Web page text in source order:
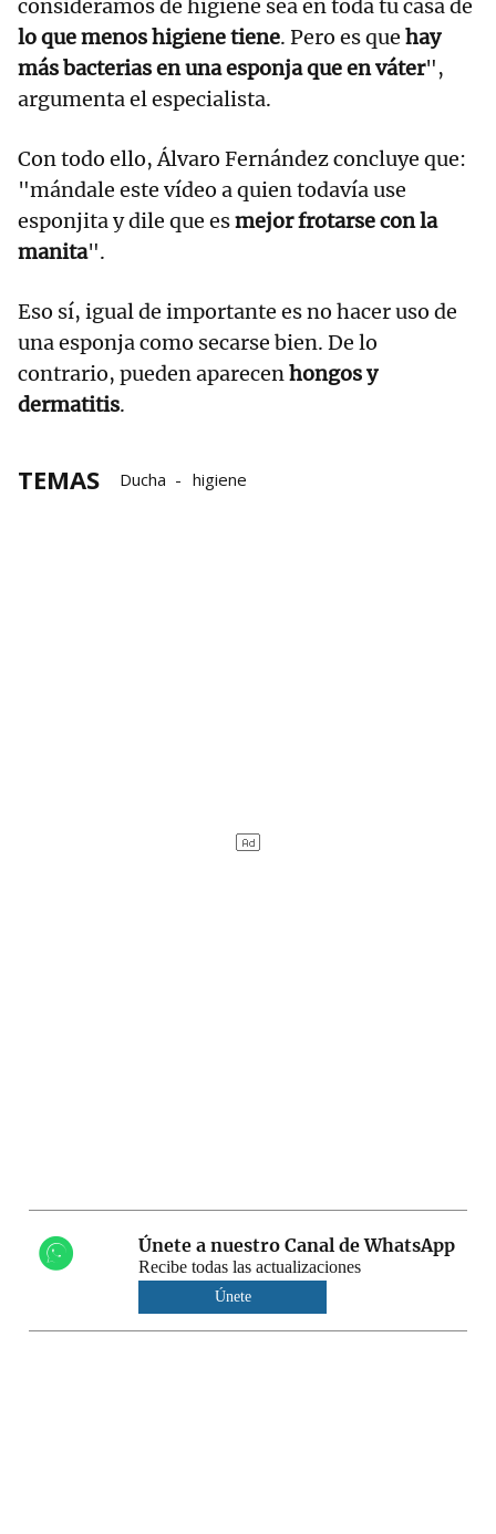
consideramos de higiene sea en toda tu casa de
lo que menos higiene tiene. Pero es que hay
más bacterias en una esponja que en váter",
argumenta el especialista.
Con todo ello, Álvaro Fernández concluye que:
"mándale este vídeo a quien todavía use
esponjita y dile que esmejor frotarse con la
manita".
Eso sí, igual de importante es no hacer uso de
una esponja como secarse bien. De lo
contrario, pueden aparecenhongos y
dermatitis.
TEMAS Ducha higiene
Únete a nuestro Canal de WhatsApp
Recibe todas las actualizaciones
Únete